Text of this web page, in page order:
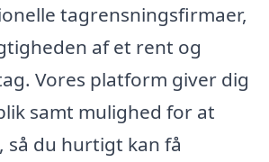
tagrensningsfirmaer,
af et rent og
Vores platform giver dig
samt mulighed for at
så du hurtigt kan få